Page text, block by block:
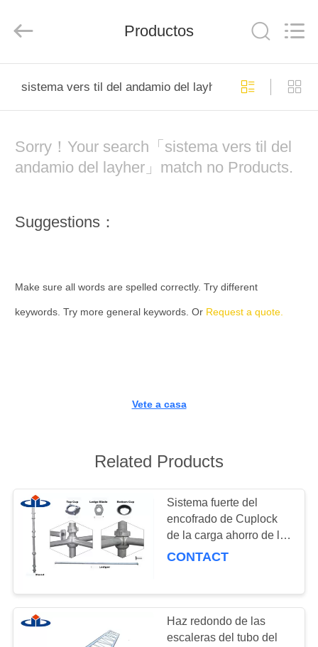
SOBRE
VISITA
LA
FÁBRICA
PIDA
UNA
CITA
MAPA
DEL
SITIO
Formwork
System
All
Reserved.
Productos
sistema vers til del andamio del layher
Sorry！Your search「sistema vers til del
andamio del layher」match no Products.
Suggestions：
Make sure all words are spelled correctly. Try different
keywords. Try more general keywords. Or Request a quote.
Vete a casa
Related Products
Sistema fuerte del
encofrado de Cuplock
de la carga ahorro de la
energía de 48.3-48.6
CONTACT
Haz redondo de las
escaleras del tubo del